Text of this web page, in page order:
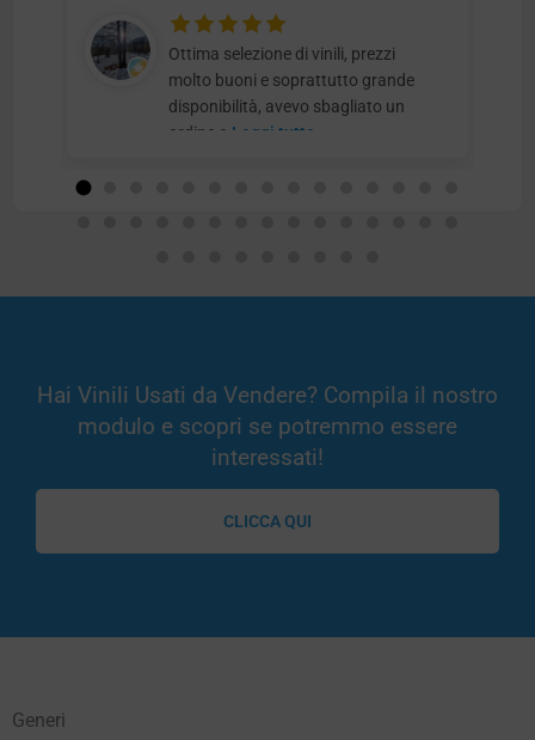
Ottima selezione di vinili, prezzi
molto buoni e soprattutto grande
disponibilità, avevo sbagliato un
ordine e Leggi tutto
Hai Vinili Usati da Vendere? Compila il nostro
modulo e scopri se potremmo essere
interessati!
CLICCA QUI
Generi